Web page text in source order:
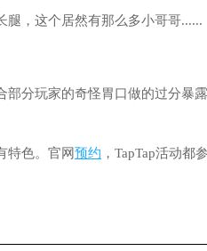
腿，这个居然有那么多小哥哥......
分玩家的奇怪胃口做的过分暴
特色。官网预约 ，TapTap活动都